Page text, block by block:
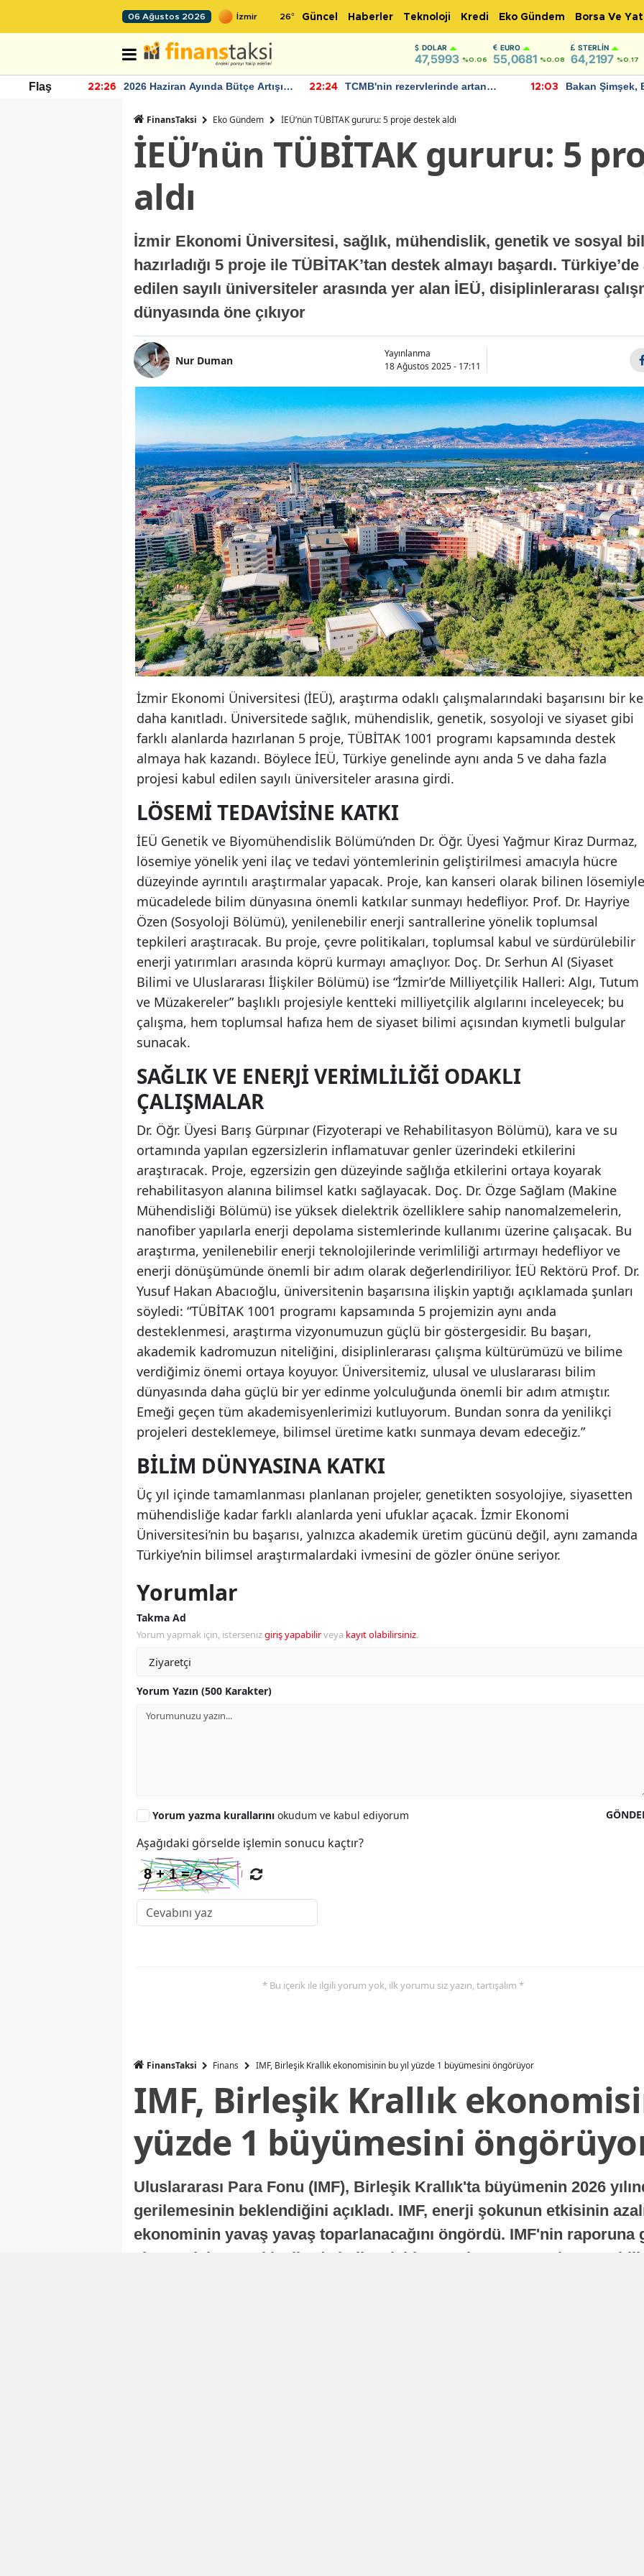
06 Ağustos 2026 26° Güncel Haberler Teknoloji Kredi Eko Gündem Borsa Ve
DOLAR
47,5993 %0.06
EURO
55,0681 %0.08
STERLIN
64,2197 %0.17
Flaş 22:26
2026 Haziran Ayında Bütçe Artışı
22:24
TCMB'nin rezervlerinde artan
12:03
Bakan Şimşek,
FinansTaksi Eko Gündem İEÜ’nün TÜBİTAK gururu: 5 proje destek aldı
İEÜ’nün TÜBİTAK gururu: 5
aldı
İzmir Ekonomi Üniversitesi, sağlık, mühendislik, genetik ve sosyal
hazırladığı 5 proje ile TÜBİTAK’tan destek almayı başardı.
edilen sayılı üniversiteler arasında yer alan İEÜ, disiplinlerarası
dünyasında öne çıkıyor
Nur Duman
Yayınlanma
18 Ağustos 2025 - 17:11
İzmir Ekonomi Üniversitesi (İEÜ), araştırma odaklı çalışmalarındaki başarısını bir
daha kanıtladı. Üniversitede sağlık, mühendislik, genetik, sosyoloji ve siyaset gibi
farklı alanlarda hazırlanan 5 proje, TÜBİTAK 1001 programı kapsamında destek
almaya hak kazandı. Böylece İEÜ, Türkiye genelinde aynı anda 5 ve daha fazla
projesi kabul edilen sayılı üniversiteler arasına girdi.
LÖSEMI TEDAVISINE KATKI
İEÜ Genetik ve Biyomühendislik Bölümü’nden Dr. Öğr. Üyesi Yağmur Kiraz Durmaz,
lösemiye yönelik yeni ilaç ve tedavi yöntemlerinin geliştirilmesi amacıyla hücre
düzeyinde ayrıntılı araştırmalar yapacak. Proje, kan kanseri olarak bilinen lösemiyle
mücadelede bilim dünyasına önemli katkılar sunmayı hedefliyor. Prof. Dr. Hayriye
Özen (Sosyoloji Bölümü), yenilenebilir enerji santrallerine yönelik toplumsal
tepkileri araştıracak. Bu proje, çevre politikaları, toplumsal kabul ve sürdürülebilir
enerji yatırımları arasında köprü kurmayı amaçlıyor. Doç. Dr. Serhun Al (Siyaset
Bilimi ve Uluslararası İlişkiler Bölümü) ise “İzmir’de Milliyetçilik Halleri: Algı, Tutum
ve Müzakereler” başlıklı projesiyle kentteki milliyetçilik algılarını inceleyecek; bu
çalışma, hem toplumsal hafıza hem de siyaset bilimi açısından kıymetli bulgular
sunacak.
SAĞLIK VE ENERJI VERIMLILIĞI ODAKLI
ÇALIŞMALAR
Dr. Öğr. Üyesi Barış Gürpınar (Fizyoterapi ve Rehabilitasyon Bölümü), kara ve su
ortamında yapılan egzersizlerin inflamatuvar genler üzerindeki etkilerini
araştıracak. Proje, egzersizin gen düzeyinde sağlığa etkilerini ortaya koyarak
rehabilitasyon alanına bilimsel katkı sağlayacak. Doç. Dr. Özge Sağlam (Makine
Mühendisliği Bölümü) ise yüksek dielektrik özelliklere sahip nanomalzemelerin,
nanofiber yapılarla enerji depolama sistemlerinde kullanımı üzerine çalışacak. Bu
araştırma, yenilenebilir enerji teknolojilerinde verimliliği artırmayı hedefliyor ve
enerji dönüşümünde önemli bir adım olarak değerlendiriliyor. İEÜ Rektörü Prof. Dr.
Yusuf Hakan Abacıoğlu, üniversitenin başarısına ilişkin yaptığı açıklamada şunları
söyledi: “TÜBİTAK 1001 programı kapsamında 5 projemizin aynı anda
desteklenmesi, araştırma vizyonumuzun güçlü bir göstergesidir. Bu başarı,
akademik kadromuzun niteliğini, disiplinlerarası çalışma kültürümüzü ve bilime
verdiğimiz önemi ortaya koyuyor. Üniversitemiz, ulusal ve uluslararası bilim
dünyasında daha güçlü bir yer edinme yolculuğunda önemli bir adım atmıştır.
Emeği geçen tüm akademisyenlerimizi kutluyorum. Bundan sonra da yenilikçi
projeleri desteklemeye, bilimsel üretime katkı sunmaya devam edeceğiz.”
BILIM DÜNYASINA KATKI
Üç yıl içinde tamamlanması planlanan projeler, genetikten sosyolojiye, siyasetten
mühendisliğe kadar farklı alanlarda yeni ufuklar açacak. İzmir Ekonomi
Üniversitesi’nin bu başarısı, yalnızca akademik üretim gücünü değil, aynı zamanda
Türkiye’nin bilimsel araştırmalardaki ivmesini de gözler önüne seriyor.
Yorumlar
Takma Ad
Yorum yapmak için, istersenizgiriş yapabilirveya kayıt olabilirsiniz.
Yorum Yazın (500 Karakter)
Yorum yazma kurallarını okudum ve kabul ediyorum
Aşağıdaki görselde işlemin sonucu kaçtır?
* Bu içerik ile ilgili yorum yok, ilk yorumu siz yazın, tartışalım *
FinansTaksi Finans IMF, Birleşik Krallık ekonomisinin bu yıl yüzde 1 büyümesini öngörüyor
IMF, Birleşik Krallık
yüzde 1 büyümesini
Uluslararası Para Fonu (IMF), Birleşik Krallık'ta büyümenin 2026
gerilemesinin beklendiğini açıkladı. IMF, enerji şokunun etkisinin
ekonominin yavaş yavaş toparlanacağını öngördü. IMF'nin raporuna
ekonomisi, sonraki yıllarda istikrarlı bir toparlanma süreci